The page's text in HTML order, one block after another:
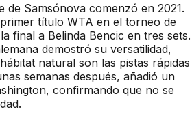
de Samsónova comenzó en 2021.
título WTA en el torneo de
final a Belinda Bencic en tres sets.
demostró su versatilidad,
natural son las pistas rápidas
semanas después, añadió un
confirmando que no se